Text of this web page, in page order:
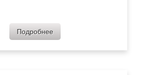
Подробнее